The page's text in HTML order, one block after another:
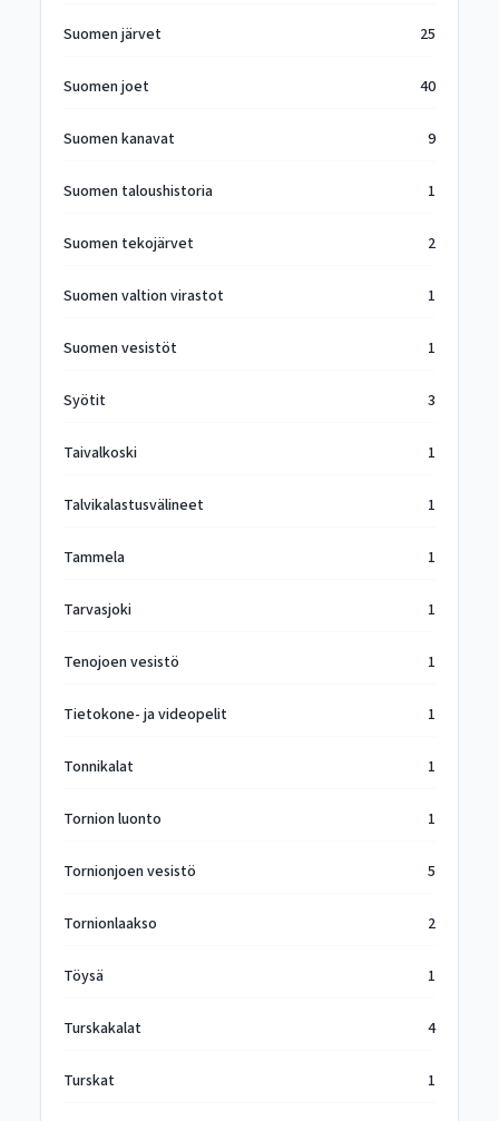
Suomen järvet 25
Suomen joet 40
Suomen kanavat 9
Suomen taloushistoria 1
Suomen tekojärvet 2
Suomen valtion virastot 1
Suomen vesistöt 1
Syötit 3
Taivalkoski 1
Talvikalastusvälineet 1
Tammela 1
Tarvasjoki 1
Tenojoen vesistö 1
Tietokone- ja videopelit 1
Tonnikalat 1
Tornion luonto 1
Tornionjoen vesistö 5
Tornionlaakso 2
Töysä 1
Turskakalat 4
Turskat 1